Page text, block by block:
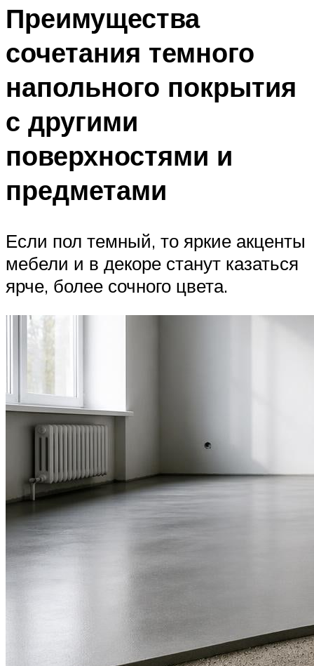
Преимущества
сочетания темного
напольного покрытия
с другими
поверхностями и
предметами
Если пол темный, то яркие акценты
мебели и в декоре станут казаться
ярче, более сочного цвета.